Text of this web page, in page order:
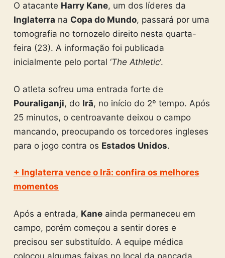
O atacante Harry Kane, um dos líderes da
Inglaterra na Copa do Mundo, passará por uma
tomografia no tornozelo direito nesta quarta-
feira (23). A informação foi publicada
inicialmente pelo portal ‘The Athletic‘.
O atleta sofreu uma entrada forte de
Pouraliganji, do Irã, no início do 2º tempo. Após
25 minutos, o centroavante deixou o campo
mancando, preocupando os torcedores ingleses
para o jogo contra os Estados Unidos.
+ Inglaterra vence o Irã: confira os melhores
momentos
Após a entrada, Kaneainda permaneceu em
campo, porém começou a sentir dores e
precisou ser substituído. A equipe médica
colocou algumas faixas no local da pancada.